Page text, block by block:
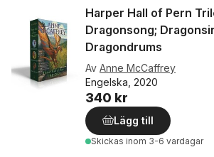
Harper Hall of Pern
Dragonsong;
Dragondrums
Av Anne McCaffrey
Engelska, 2020
340 kr
Lägg till
Skickas inom 3-6 vardagar